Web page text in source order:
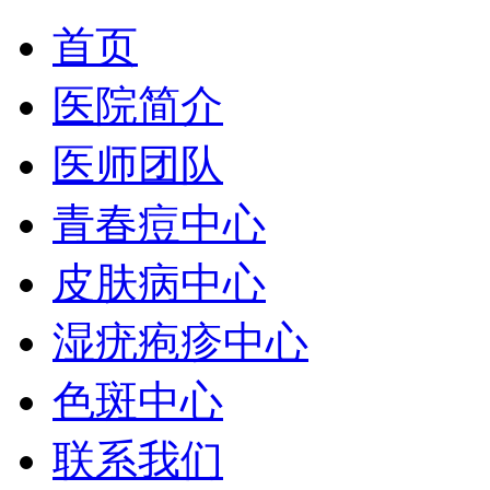
首页
医院简介
医师团队
青春痘中心
皮肤病中心
湿疣疱疹中心
色斑中心
联系我们